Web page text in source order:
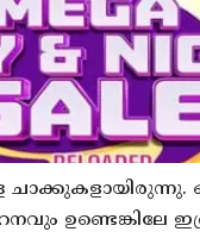
ചാക്കുകളായിരുന്നു.
ഉണ്ടെങ്കിലേ